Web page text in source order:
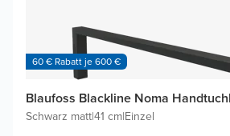
60 € Rabatt je 600 €
Blaufoss Blackline Noma
Schwarz matt|41 cm|Einzel